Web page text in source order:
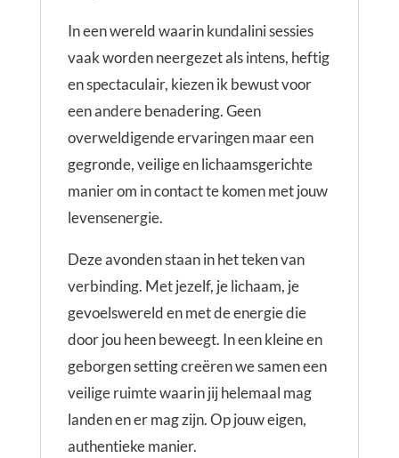
In een wereld waarin kundalini sessies
vaak worden neergezet als intens, heftig
en spectaculair, kiezen ik bewust voor
een andere benadering. Geen
overweldigende ervaringen maar een
gegronde, veilige en lichaamsgerichte
manier om in contact te komen met jouw
levensenergie.
Deze avonden staan in het teken van
verbinding. Met jezelf, je lichaam, je
gevoelswereld en met de energie die
door jou heen beweegt. In een kleine en
geborgen setting creëren we samen een
veilige ruimte waarin jij helemaal mag
landen en er mag zijn. Op jouw eigen,
authentieke manier.